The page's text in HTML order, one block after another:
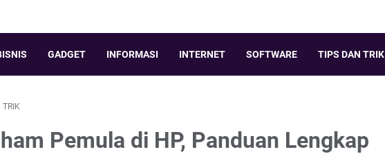
GADGET INFORMASI INTERNET SOFTWARE TIPS DAN TRIK
TRIK
Pemula di HP, Panduan Lengkap